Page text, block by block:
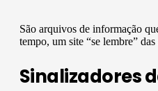
São arquivos de informação
tempo, um site “se lembre”
Sinalizadores